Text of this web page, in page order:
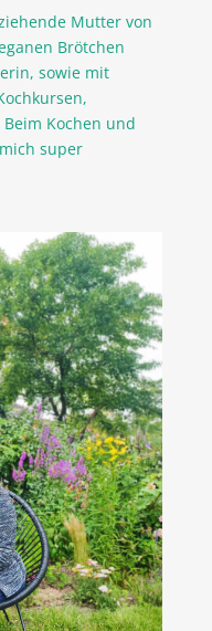
Mutter von
Brötchen
sowie mit
Kochen und
super